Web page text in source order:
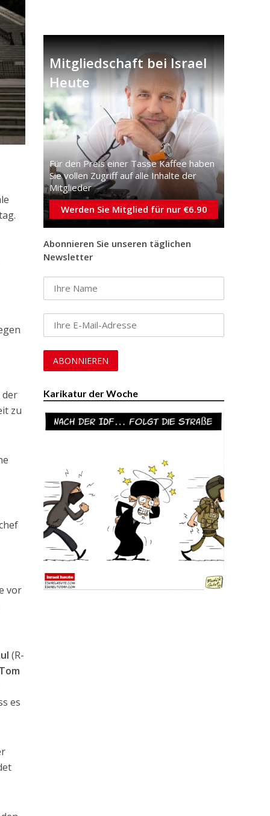
der
zu
vor
(R-
Tom
es
Mitgliedschaft bei Israel
Heute
Für den Preis einer Tasse Kaffee haben
Sie vollen Zugriff auf alle Inhalte der
Mitglieder
Werden Sie Mitglied für nur €6.90
Abonnieren Sie unseren täglichen
Newsletter
Karikatur der Woche